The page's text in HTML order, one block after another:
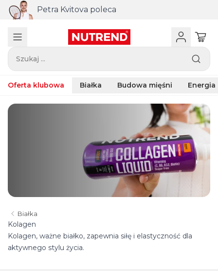
Petra Kvitova poleca
Szukaj ...
Oferta klubowa Białka Budowa mięśni Energia
Białka
Kolagen
Kolagen, ważne białko, zapewnia siłę i elastyczność dla
aktywnego stylu życia.